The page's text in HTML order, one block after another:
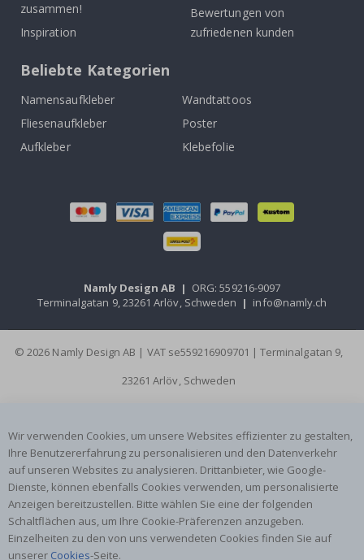
zusammen!
Inspiration
Bewertungen von
zufriedenen kunden
Beliebte Kategorien
Namensaufkleber
Wandtattoos
Fliesenaufkleber
Poster
Aufkleber
Klebefolie
Namly Design AB | ORG: 559216-9097
Terminalgatan 9, 23261 Arlöv, Schweden | info@namly.ch
© 2026 Namly Design AB | VAT se559216909701 | Terminalgatan 9,
23261 Arlöv, Schweden
Wir verwenden Cookies, um unsere Websites effizienter zu gestalten,
Ihre Benutzererfahrung zu personalisieren und den Datenverkehr
auf unseren Websites zu analysieren. Drittanbieter, wie Google-
Dienste, können ebenfalls Cookies verwenden, um personalisierte
Anzeigen bereitzustellen. Bitte wählen Sie eine der folgenden
Schaltflächen aus, um Ihre Cookie-Präferenzen anzugeben.
Einzelheiten zu den von uns verwendeten Cookies finden Sie auf
unserer Cookies-Seite.